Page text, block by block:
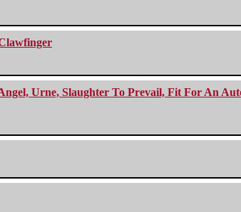
Urne, Slaughter To Prevail, Fit For An